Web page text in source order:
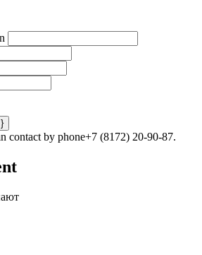
contact by phone+7 (8172) 20-90-87.